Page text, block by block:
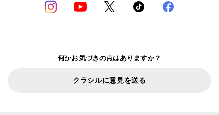
何かお気づきの点はありますか？
クラシルに意見を送る